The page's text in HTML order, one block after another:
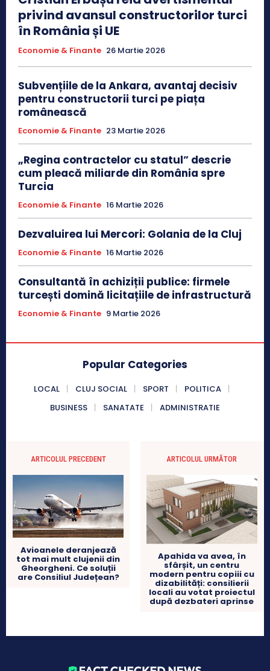
privind avansul constructorilor turci
în România și UE
Economie & Finante 26 Martie 2026
Subvențiile de la Ankara, avantaj decisiv
pentru constructorii turci pe piața
românească
Economie & Finante 23 Martie 2026
„Regina contractelor cu statul” descrie
cum pleacă miliarde din România spre
Turcia
Economie & Finante 16 Martie 2026
Dezvaluirea lui Mercori: Golania de la Cluj
Economie & Finante 16 Martie 2026
Consultantă în achiziții publice: firmele
turcești domină licitațiile de infrastructură
Economie & Finante 9 Martie 2026
Popular Categories
LOCAL CLUJ SOCIAL SPORT
POLITICA
BUSINESS
SANATATE ADMINISTRATIE
ARTICOLUL PRECEDENT
Avioanele deranjează
tot mai mult clujenii din
Gheorgheni. Ce soluții
are Consiliul Județean?
ARTICOLUL URMĂTOR
Apahida va avea, în
sfârșit, un centru
modern pentru copiii cu
dizabilități: consilierii
locali au votat proiectul
după dezbateri aprinse